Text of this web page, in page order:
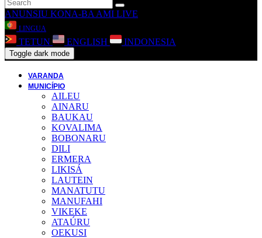
ANUNSIU KONA-BA AMI LIVE
LINGUA
TETUN ENGLISH INDONESIA
Toggle dark mode
VARANDA
MUNICÍPIO
AILEU
AINARU
BAUKAU
KOVALIMA
BOBONARU
DILI
ERMERA
LIKISÁ
LAUTEIN
MANATUTU
MANUFAHI
VIKEKE
ATAÚRU
OEKUSI